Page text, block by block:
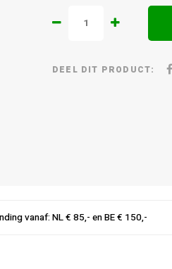
DEEL DIT PRODUCT:
vanaf: NL € 85,- en BE € 150,-